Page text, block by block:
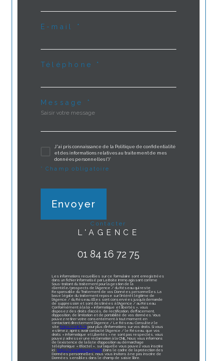
E-mail *
Téléphone *
Message *
J'ai pris connaissance de la Politique de confidentialité
et des informations relatives au traitement de mes
données personnelles (*)*
* Champ obligatoire
Envoyer
contacter
L'AGENCE
01 84 16 72 75
Les informations recueillies sur ce formulaire sont enregistrées
dans un fichier informatisé par La Boite Immo agissant comme
Sous-traitant du traitement pour la gestion de la
clientèle/prospects de l'Agence / du Réseau qui reste
Responsable du Traitement de vos Données personnelles. La
base légale du traitement repose sur l'intérêt légitime de
l'Agence / du Réseau. Elles sont conservées jusqu'à demande
de suppression et sont destinées à l'Agence / au Réseau.
Conformément à la loi « informatique et libertés », vous
disposez des droits d’accès, de rectification, d’effacement,
d’opposition, de limitation et de portabilité de vos données. Vous
pouvez retirer votre consentement à tout moment en
contactant directement l’Agence / Le Réseau. Consultez le
site https://cnil.fr/fr pour plus d’informations sur vos droits. Si vous
estimez, après avoir contacté l'Agence / le Réseau, que vos
droits « Informatique et Libertés » ne sont pas respectés, vous
pouvez adresser une réclamation à la CNIL. Nous vous informons
de l’existence de la liste d'opposition au démarchage
téléphonique « Bloctel », sur laquelle vous pouvez vous inscrire
ici : https://www.bloctel.gouv.fr. Dans le cadre de la protection des
Données personnelles, nous vous invitons à ne pas inscrire de
Données sensibles dans le champ de saisie libre.